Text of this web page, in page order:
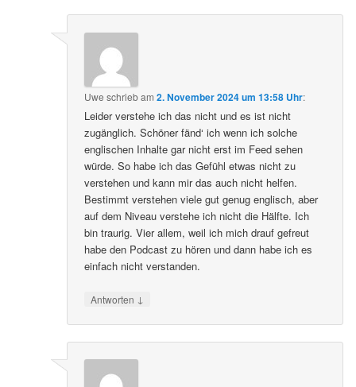
Uwe schriebam2. November 2024 um 13:58 Uhr:
Leider verstehe ich das nicht und es ist nicht
zugänglich. Schöner fänd‘ ich wenn ich solche
englischen Inhalte gar nicht erst im Feed sehen
würde. So habe ich das Gefühl etwas nicht zu
verstehen und kann mir das auch nicht helfen.
Bestimmt verstehen viele gut genug englisch, aber
auf dem Niveau verstehe ich nicht die Hälfte. Ich
bin traurig. Vier allem, weil ich mich drauf gefreut
habe den Podcast zu hören und dann habe ich es
einfach nicht verstanden.
Antworten ↓